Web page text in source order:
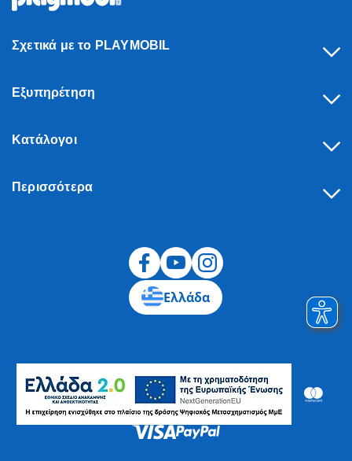
Σχετικά με το PLAYMOBIL
Εξυπηρέτηση
Κατάλογοι
Περισσότερα
Ελλάδα